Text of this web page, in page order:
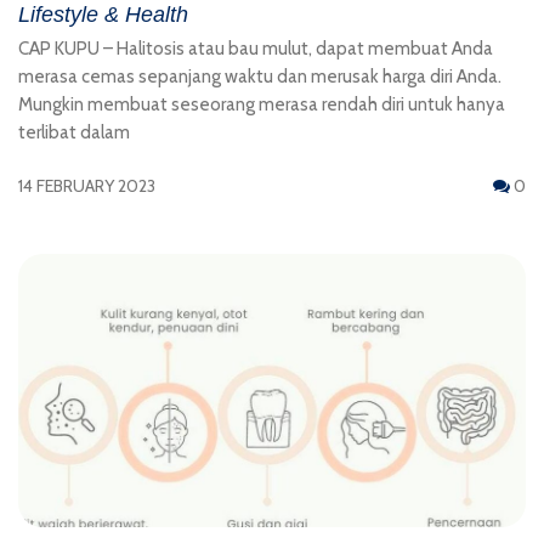
Lifestyle & Health
CAP KUPU – Halitosis atau bau mulut, dapat membuat Anda
merasa cemas sepanjang waktu dan merusak harga diri Anda.
Mungkin membuat seseorang merasa rendah diri untuk hanya
terlibat dalam
14 FEBRUARY 2023 0